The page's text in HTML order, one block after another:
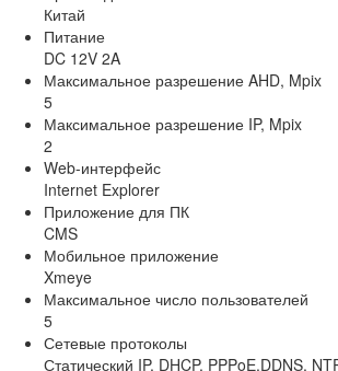
Китай
Питание
DC 12V 2A
Максимальное разрешение AHD, Mpix
5
Максимальное разрешение IP, Mpix
2
Web-интерфейс
Internet Explorer
Приложение для ПК
CMS
Мобильное приложение
Xmeye
Максимальное число пользователей
5
Сетевые протоколы
Статический IP, DHCP, PPPoE,DDNS,